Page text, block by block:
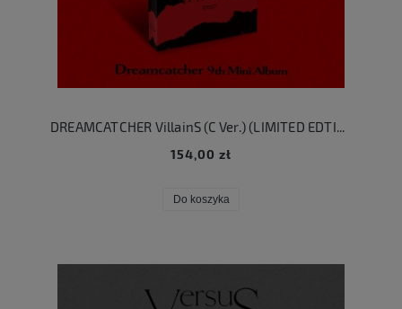
DREAMCATCHER VillainS (C Ver.) (LIMITED EDTION)
154,00 zł
Do koszyka